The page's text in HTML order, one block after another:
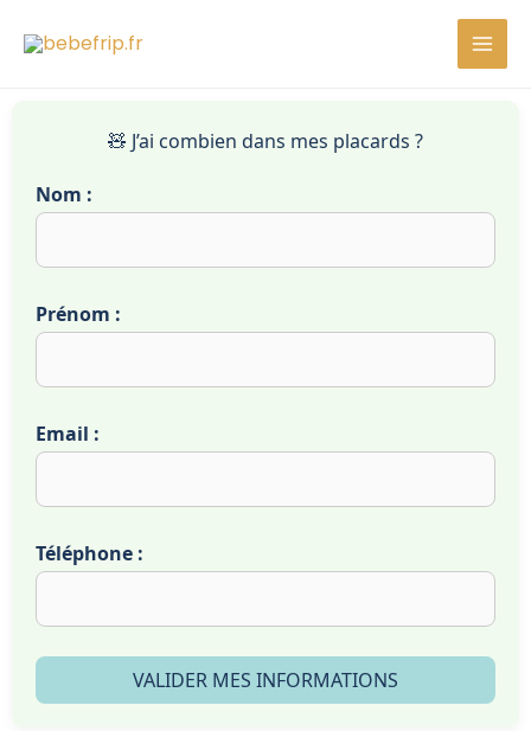
🧸 J’ai combien dans mes placards ?
Nom :
Prénom :
Email :
Téléphone :
VALIDER MES INFORMATIONS